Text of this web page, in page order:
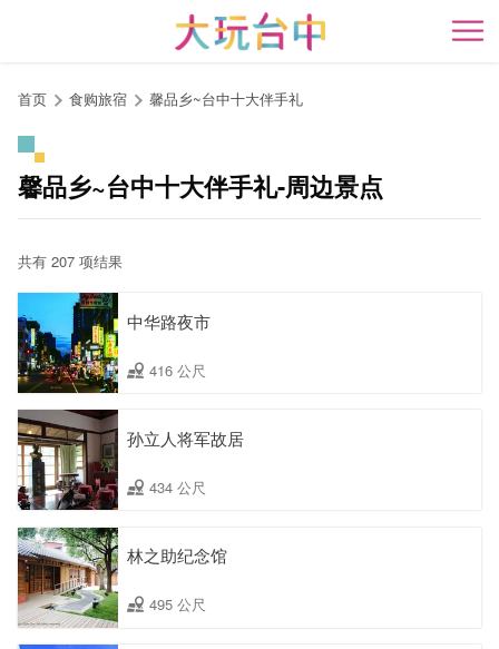
开
首页 食购旅宿 馨品乡~台中十大伴手礼
馨品乡~台中十大伴手礼-周边景点
共有 207 项结果
中华路夜市
416 公尺
孙立人将军故居
434 公尺
林之助纪念馆
495 公尺